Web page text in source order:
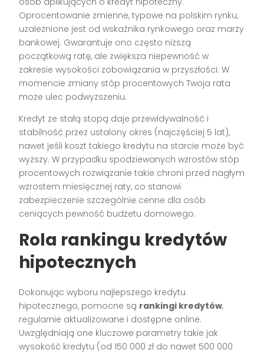
Oprocentowanie zmienne, typowe na polskim rynku,
uzależnione jest od wskaźnika rynkowego oraz marży
bankowej. Gwarantuje ono często niższą
początkową ratę, ale zwiększa niepewność w
zakresie wysokości zobowiązania w przyszłości. W
momencie zmiany stóp procentowych Twoja rata
może ulec podwyższeniu.
Kredyt ze stałą stopą daje przewidywalność i
stabilność przez ustalony okres (najczęściej 5 lat),
nawet jeśli koszt takiego kredytu na starcie może być
wyższy. W przypadku spodziewanych wzrostów stóp
procentowych rozwiązanie takie chroni przed nagłym
wzrostem miesięcznej raty, co stanowi
zabezpieczenie szczególnie cenne dla osób
ceniących pewność budżetu domowego.
Rola rankingu kredytów
hipotecznych
Dokonując wyboru najlepszego kredytu
hipotecznego, pomocne są rankingi kredytów,
regularnie aktualizowane i dostępne online.
Uwzględniają one kluczowe parametry takie jak
wysokość kredytu (od 150 000 zł do nawet 500 000